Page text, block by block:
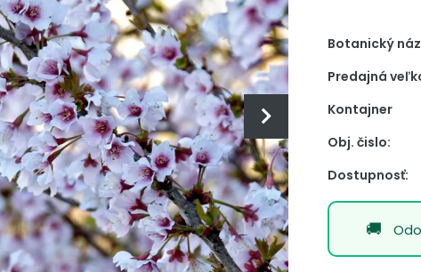
Botanický
Predajná
Kontajner
Obj. čislo:
Dostupnosť: